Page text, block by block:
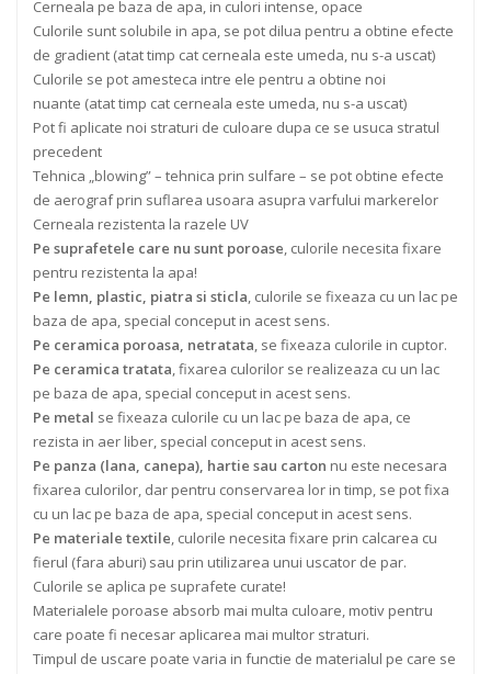
Cerneala pe baza de apa, in culori intense, opace
Culorile sunt solubile in apa, se pot dilua pentru a obtine efecte
de gradient (atat timp cat cerneala este umeda, nu s-a uscat)
Culorile se pot amesteca intre ele pentru a obtine noi
nuante (atat timp cat cerneala este umeda, nu s-a uscat)
Pot fi aplicate noi straturi de culoare dupa ce se usuca stratul
precedent
Tehnica „blowing” – tehnica prin sulfare – se pot obtine efecte
de aerograf prin suflarea usoara asupra varfului markerelor
Cerneala rezistenta la razele UV
Pe suprafetele care nu sunt poroase , culorile necesita fixare
pentru rezistenta la apa!
Pe lemn, plastic, piatra si sticla , culorile se fixeaza cu un lac pe
baza de apa, special conceput in acest sens.
Pe ceramica poroasa, netratata , se fixeaza culorile in cuptor.
Pe ceramica tratata , fixarea culorilor se realizeaza cu un lac
pe baza de apa, special conceput in acest sens.
Pe metal se fixeaza culorile cu un lac pe baza de apa, ce
rezista in aer liber, special conceput in acest sens.
Pe panza (lana, canepa), hartie sau carton nu este necesara
fixarea culorilor, dar pentru conservarea lor in timp, se pot fixa
cu un lac pe baza de apa, special conceput in acest sens.
Pe materiale textile , culorile necesita fixare prin calcarea cu
fierul (fara aburi) sau prin utilizarea unui uscator de par.
Culorile se aplica pe suprafete curate!
Materialele poroase absorb mai multa culoare, motiv pentru
care poate fi necesar aplicarea mai multor straturi.
Timpul de uscare poate varia in functie de materialul pe care se